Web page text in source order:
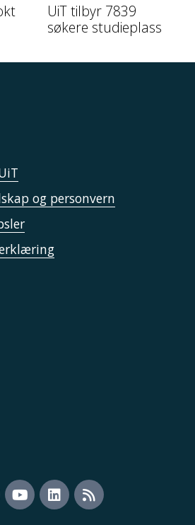
UiT tilbyr 7839
søkere studieplass
og personvern